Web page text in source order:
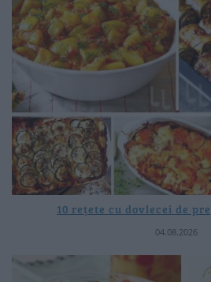
10 rețete cu dovlecei de
04.08.2026